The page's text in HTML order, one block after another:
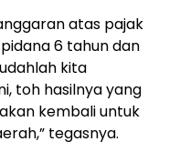
atas pajak
6 tahun dan
kita
toh hasilnya yang
kembali untuk
tegasnya.